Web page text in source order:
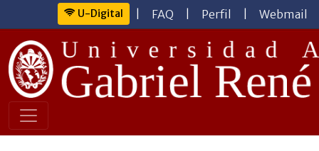
U-Digital FAQ Perfil Webmail